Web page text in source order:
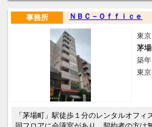
ＮＢＣ－Ｏｆｆｉｃｅ
事務所
東
茅
築
東
「茅場町」駅徒歩１分のレンタルオフ